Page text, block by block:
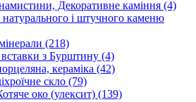
Декоративне каміння (4)
і штучного каменю
(218)
з Бурштину (4)
кераміка (42)
скло (79)
око (улексит) (139)